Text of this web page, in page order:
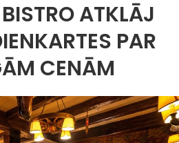
ATKLĀJ
PAR
CENĀM